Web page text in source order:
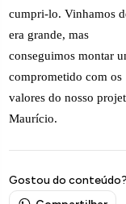
cumpri-lo. Vinhamos
era grande, mas
conseguimos montar
comprometido com os
valores do nosso
Maurício.
Gostou do